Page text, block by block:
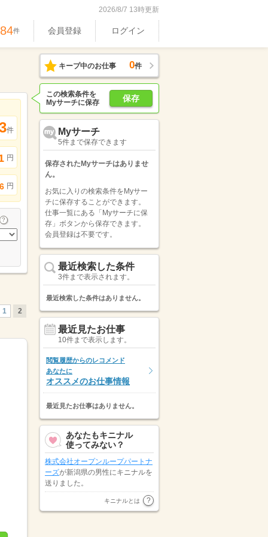
2026/8/7 13時更新
件 会員登録 ログイン
件
円
円
1 2
キープ中のお仕事 0件
保存
この検索条件を
Myサーチに保存
Myサーチ
5件まで保存できます
保存されたMyサーチはありませ
ん。
お気に入りの検索条件をMyサー
チに保存することができます。
仕事一覧にある「Myサーチに保
存」ボタンから保存できます。
会員登録は不要です。
最近検索した条件
3件まで表示されます。
最近検索した条件はありません。
最近見たお仕事
10件まで表示します。
閲覧履歴からのレコメンド
あなたに
オススメのお仕事情報
最近見たお仕事はありません。
あなたもキニナル
使ってみない？
株式会社オープンループパートナ
ーズが新潟県の男性にキニナルを
送りました。
株式会社キャリア
スタッフィングにキニナルを送り
キニナルとは